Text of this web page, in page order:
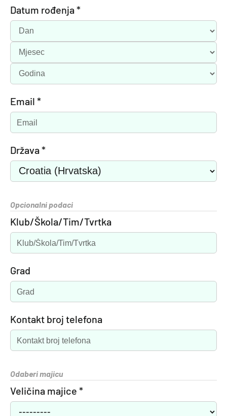
Datum rođenja *
Email *
Država *
Opcionalni podaci
Klub/Škola/Tim/Tvrtka
Grad
Kontakt broj telefona
Odaberi majicu
Veličina majice *